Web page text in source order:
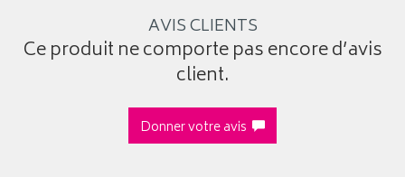
AVIS CLIENTS
Ce produit ne comporte pas encore d’avis
client.
Donner votre avis